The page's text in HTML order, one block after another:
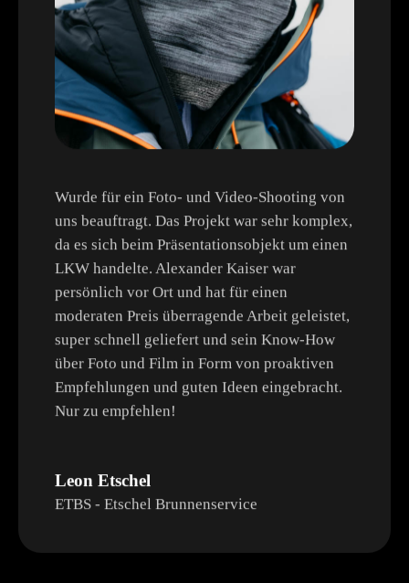
Wurde für ein Foto- und Video-Shooting von
uns beauftragt. Das Projekt war sehr komplex,
da es sich beim Präsentationsobjekt um einen
LKW handelte. Alexander Kaiser war
persönlich vor Ort und hat für einen
moderaten Preis überragende Arbeit geleistet,
super schnell geliefert und sein Know-How
über Foto und Film in Form von proaktiven
Empfehlungen und guten Ideen eingebracht.
Nur zu empfehlen!
Leon Etschel
ETBS - Etschel Brunnenservice